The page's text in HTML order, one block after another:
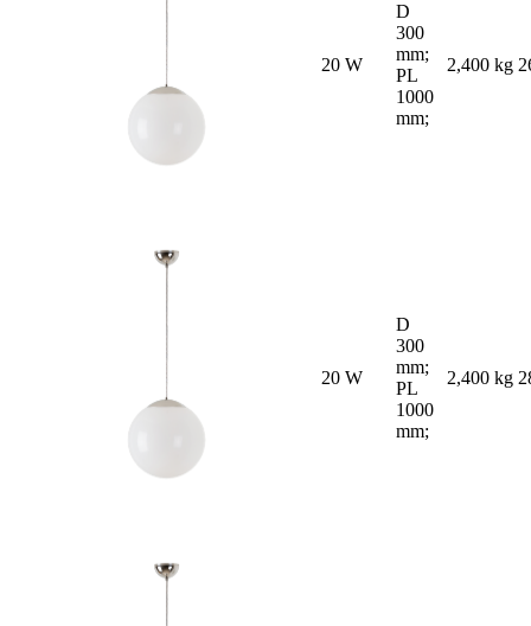
20 W
D
300
mm;
PL
1000
mm;
2,400 kg
20 W
D
300
mm;
PL
1000
mm;
2,400 kg